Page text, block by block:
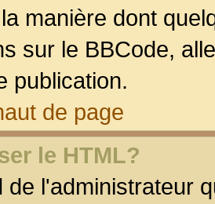
manière dont
sur le BBCode,
publication.
de page
le HTML?
de l'administrateur